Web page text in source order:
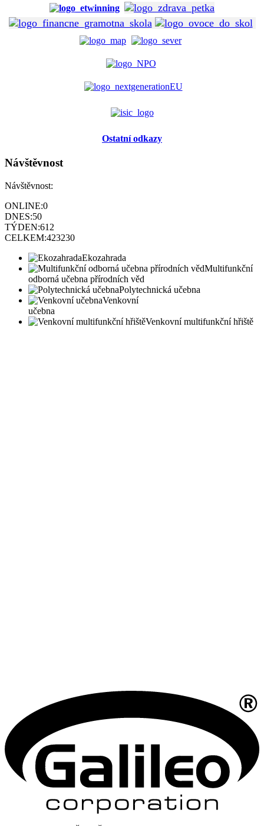
Ostatní odkazy
Návštěvnost
Návštěvnost:
ONLINE:0
DNES:50
TÝDEN:612
CELKEM:423230
Ekozahrada
Multifunkční
odborná učebna přírodních věd
Polytechnická učebna
Venkovní
učebna
Venkovní multifunkční hřiště